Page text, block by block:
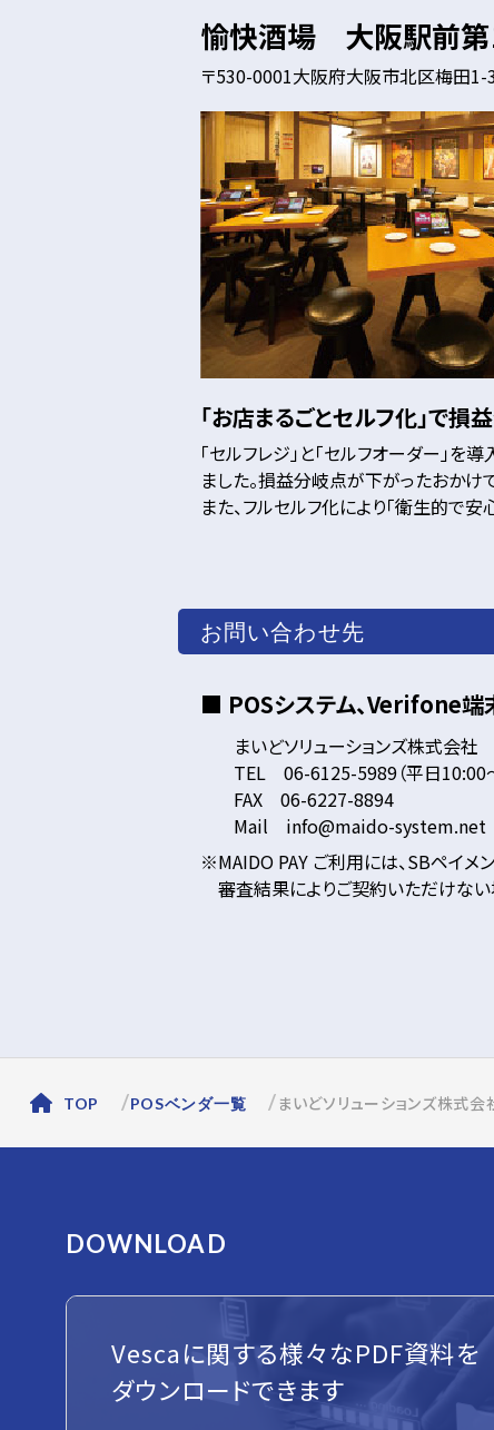
愉快酒場 大阪駅前第
〒530-0001大阪府大阪市北区梅田
「お店まるごとセルフ化」で
「セルフレジ」と「セルフオーダー」
ました。損益分岐点が下がったおかけ
また、フルセルフ化により「衛生的で
お問い合わせ先
■ POSシステム、Verifone端
まいどソリューションズ株式会社
TEL 06-6125-5989（平日10:00
FAX 06-6227-8894
Mail info@maido-system.net
MAIDO PAY ご利用には、SBペイメ
審査結果によりご契約いただけない
TOP POSベンダ一覧 まいどソリューションズ株式会
DOWNLOAD
Vescaに関する様々なPDF資料を
ダウンロードできます